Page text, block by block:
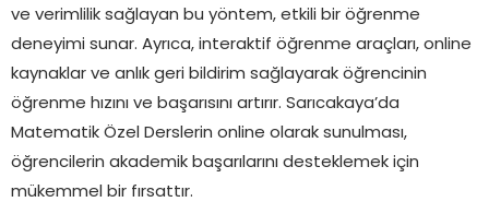
ve verimlilik sağlayan bu yöntem, etkili bir öğrenme
deneyimi sunar. Ayrıca, interaktif öğrenme araçları, online
kaynaklar ve anlık geri bildirim sağlayarak öğrencinin
öğrenme hızını ve başarısını artırır. Sarıcakaya’da
Matematik Özel Derslerin online olarak sunulması,
öğrencilerin akademik başarılarını desteklemek için
mükemmel bir fırsattır.